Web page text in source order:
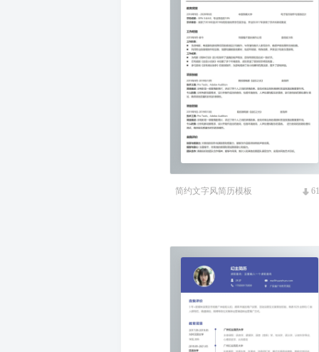
简约文字风简历模板